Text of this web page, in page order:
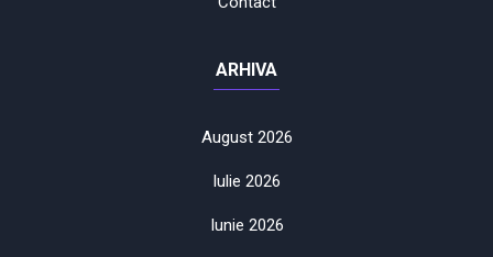
ARHIVA
August 2026
Iulie 2026
Iunie 2026